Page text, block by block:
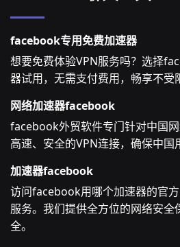
facebook专用免费加速器
想要免费体验VPN服务吗？选择
器试用，无需支付费用，畅享不受
网络加速器facebook
facebook外贸软件专门针对中国
高速、安全的VPN连接，确保中国
加速器facebook
访问facebook用哪个加速器的官
服务。我们提供全方位的网络安全
全。